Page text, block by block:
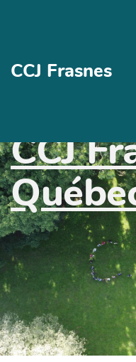
Aller au contenu
CCJ Frasnes
CCJ